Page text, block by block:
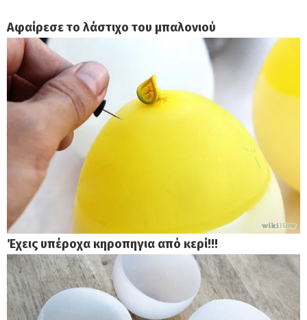
Αφαίρεσε το λάστιχο του μπαλονιού
Έχεις υπέροχα κηροπηγια από κερί!!!